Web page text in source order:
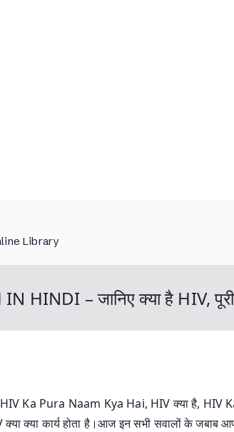
Library
HINDI – जानिए क्या है HIV, पूरी
Ka Pura Naam Kya Hai, HIV क्या है, HIV
क्या कार्य होता है।आज इन सभी सवालों के जबाब